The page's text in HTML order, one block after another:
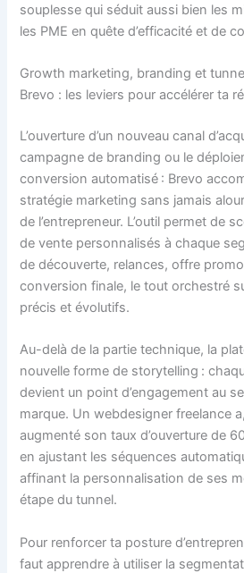
souplesse qui séduit aussi bien les
les PME en quête d’efficacité et de
Growth marketing, branding et
Brevo : les leviers pour accélérer ta
L’ouverture d’un nouveau canal
campagne de branding ou le
conversion automatisé : Brevo
stratégie marketing sans jamais
de l’entrepreneur. L’outil permet de
de vente personnalisés à chaque
de découverte, relances, offre
conversion finale, le tout orchestré
précis et évolutifs.
Au-delà de la partie technique, la
nouvelle forme de storytelling :
devient un point d’engagement au
marque. Un webdesigner freelance
augmenté son taux d’ouverture de
en ajustant les séquences
affinant la personnalisation de ses
étape du tunnel.
Pour renforcer ta posture
faut apprendre à utiliser la